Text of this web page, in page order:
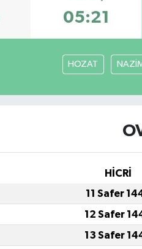
05:21
HOZAT
HİCRİ
11 Safer
12 Safer
13 Safer